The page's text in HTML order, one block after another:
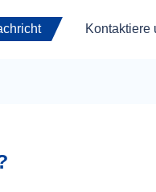
Kontaktiere